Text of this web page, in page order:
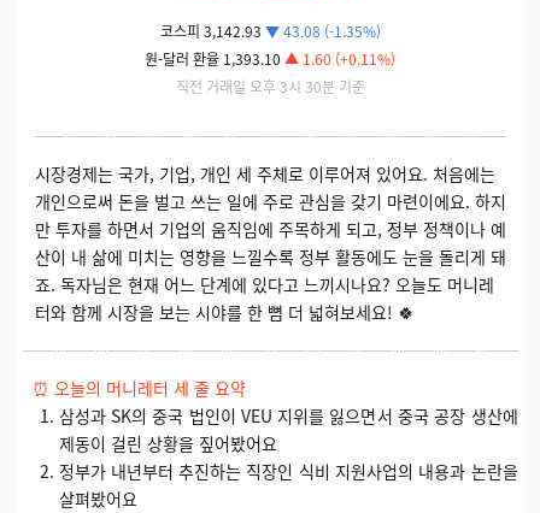
코스피 3,142.93 ▼ 43.08 (-1.35%)
원-달러 환율 1,393.10 ▲ 1.60 (+0.11%)
직전 거래일 오후 3시 30분 기준
시장경제는 국가, 기업, 개인 세 주체로 이루어져 있어요. 처음에는
개인으로써 돈을 벌고 쓰는 일에 주로 관심을 갖기 마련이에요. 하지
만 투자를 하면서 기업의 움직임에 주목하게 되고, 정부 정책이나 예
산이 내 삶에 미치는 영향을 느낄수록 정부 활동에도 눈을 돌리게 돼
죠. 독자님은 현재 어느 단계에 있다고 느끼시나요? 오늘도 머니레
터와 함께 시장을 보는 시야를 한 뼘 더 넓혀보세요! 🍀
⏰ 오늘의 머니레터 세 줄 요약
삼성과 SK의 중국 법인이 VEU 지위를 잃으면서 중국 공장 생산에
제동이 걸린 상황을 짚어봤어요
정부가 내년부터 추진하는 직장인 식비 지원사업의 내용과 논란을
살펴봤어요